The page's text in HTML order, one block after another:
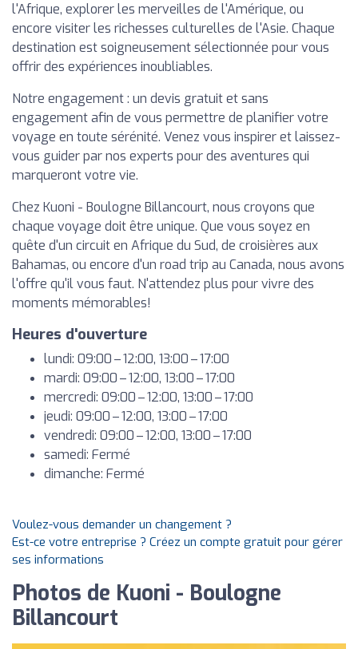
l'Afrique, explorer les merveilles de l'Amérique, ou
encore visiter les richesses culturelles de l'Asie. Chaque
destination est soigneusement sélectionnée pour vous
offrir des expériences inoubliables.
Notre engagement : un devis gratuit et sans
engagement afin de vous permettre de planifier votre
voyage en toute sérénité. Venez vous inspirer et laissez-
vous guider par nos experts pour des aventures qui
marqueront votre vie.
Chez Kuoni - Boulogne Billancourt, nous croyons que
chaque voyage doit être unique. Que vous soyez en
quête d'un circuit en Afrique du Sud, de croisières aux
Bahamas, ou encore d'un road trip au Canada, nous avons
l'offre qu'il vous faut. N'attendez plus pour vivre des
moments mémorables!
Heures d'ouverture
lundi: 09:00 – 12:00, 13:00 – 17:00
mardi: 09:00 – 12:00, 13:00 – 17:00
mercredi: 09:00 – 12:00, 13:00 – 17:00
jeudi: 09:00 – 12:00, 13:00 – 17:00
vendredi: 09:00 – 12:00, 13:00 – 17:00
samedi: Fermé
dimanche: Fermé
Voulez-vous demander un changement ?
Est-ce votre entreprise ? Créez un compte gratuit pour gérer
ses informations
Photos de Kuoni - Boulogne
Billancourt